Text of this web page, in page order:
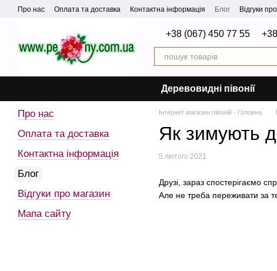
Перейти до основного контенту
Про нас Оплата та доставка Контактна інформація Блог Відгуки
+38 (067) 450 77 55
Деревовидні півонії
Інтернет магазин півоній - Головна
Як зимують
5 лютого 2021
Друзі, зараз спостерігаємо
Але не треба переживати за
Про нас
Оплата та доставка
Контактна інформація
Блог
Відгуки про магазин
Мапа сайту